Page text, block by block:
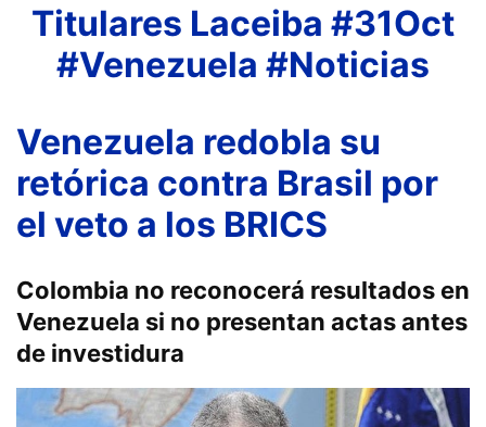
Titulares Laceiba #31Oct
#Venezuela #Noticias
Venezuela redobla su
retórica contra Brasil por
el veto a los BRICS
Colombia no reconocerá resultados en
Venezuela si no presentan actas antes
de investidura